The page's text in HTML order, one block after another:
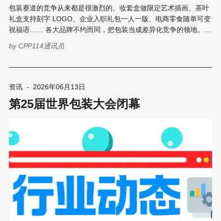
包装赛道的竞争从来都是很激烈的。妆套盒做限定艺术插画、茶叶
礼盒支持刻字 LOGO、企业入职礼包一人一版、电商零食随单可变
祝福语…… 各大品牌不约而同，把包装当成差异化竞争的领地。
苏稳步推进，电商渠道渗透率不断提升。市场竞争倒逼行业拥抱小
包装设计从 “基础功能” 转向 “情感设计”，超 50%35 岁以下年轻消
复古视觉、千人千面定制三大方式，用包装和消费者建立情绪连
亿，覆盖商务拜访、年会、团建、节日福利等全经营场景，超半数
民营企业有长期定制采购需求。季节限定、IP 联名、社交媒体传
播，进一步放大定制包装的市场价值。
byCPP114通讯员
资讯 - 2026年06月13日
第25届世界包装大会闭幕